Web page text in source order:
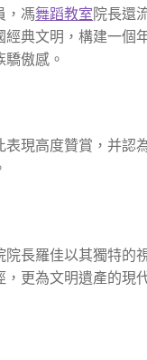
，馮舞蹈教室院長還
經典文明，構建一個
傲感。
表現高度贊賞，并認
院長羅佳以其獨特的
更為文明遺產的現